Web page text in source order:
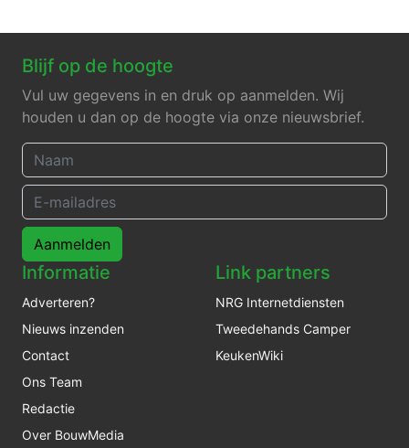
Blijf op de hoogte
Vul uw gegevens in en druk op aanmelden. Wij
houden u dan op de hoogte via onze nieuwsbrief.
Aanmelden
Informatie
Adverteren?
Nieuws inzenden
Contact
Ons Team
Redactie
Over BouwMedia
Link partners
NRG Internetdiensten
Tweedehands Camper
KeukenWiki